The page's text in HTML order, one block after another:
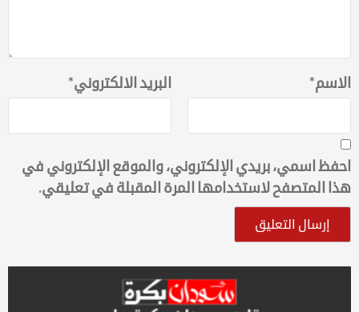
الاسم* البريد الالكتروني*
احفظ اسمي، بريدي الإلكتروني، والموقع الإلكتروني في
هذا المتصفح لاستخدامها المرة المقبلة في تعليقي.